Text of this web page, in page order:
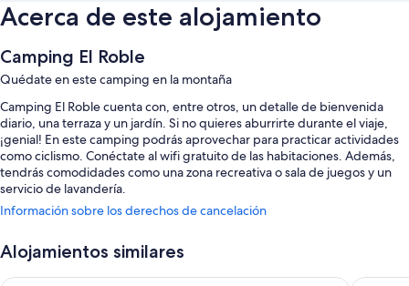
Acerca de este alojamiento
Camping El Roble
Quédate en este camping en la montaña
Camping El Roble cuenta con, entre otros, un detalle de bienvenida
diario, una terraza y un jardín. Si no quieres aburrirte durante el viaje,
¡genial! En este camping podrás aprovechar para practicar actividades
como ciclismo. Conéctate al wifi gratuito de las habitaciones. Además,
tendrás comodidades como una zona recreativa o sala de juegos y un
servicio de lavandería.
También hay otros servicios, como:
Una piscina al aire libre de temporada con un río lento y tumbonas
Información sobre los derechos de cancelación
Alojamientos similares